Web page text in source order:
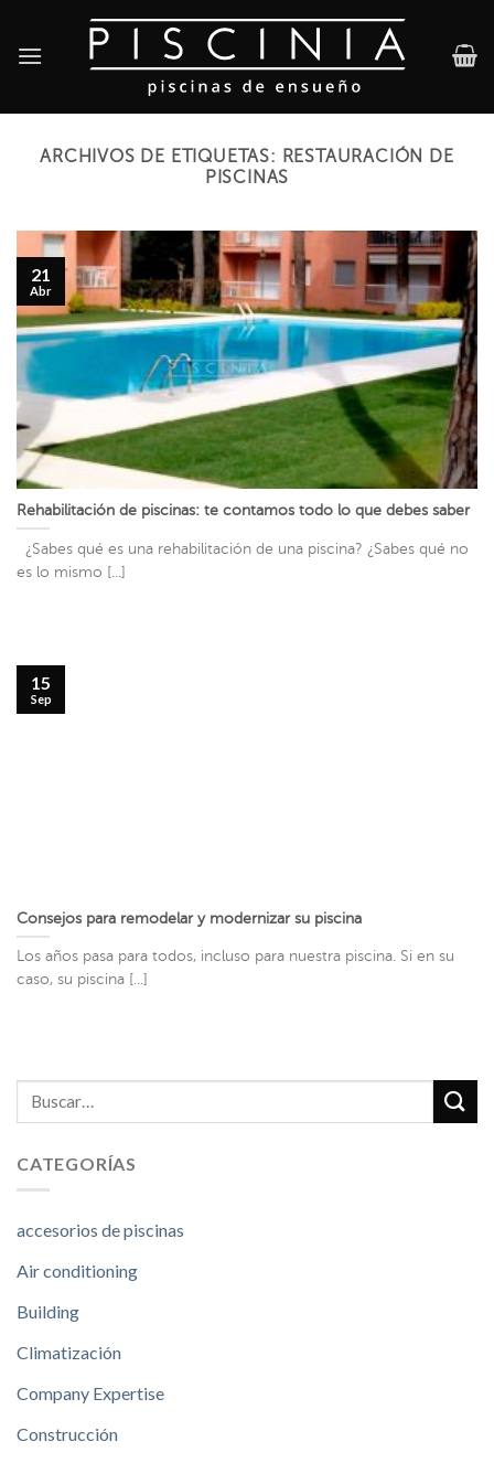
content
ARCHIVOS DE ETIQUETAS: RESTAURACIÓN DE
PISCINAS
Rehabilitación de piscinas: te contamos todo lo que debes saber
¿Sabes qué es una rehabilitación de una piscina? ¿Sabes qué no
es lo mismo [...]
21
Abr
Consejos para remodelar y modernizar su piscina
Los años pasa para todos, incluso para nuestra piscina. Si en su
caso, su piscina [...]
15
Sep
CATEGORÍAS
accesorios de piscinas
Air conditioning
Building
Climatización
Company Expertise
Construcción